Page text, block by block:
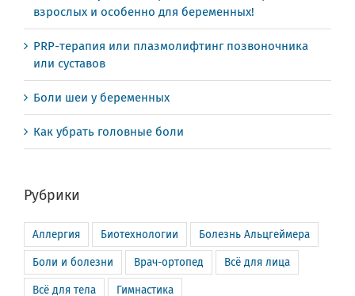
взрослых и особенно для беременных!
PRP-терапия или плазмолифтинг позвоночника
или суставов
Боли шеи у беременных
Как убрать головные боли
Рубрики
Аллергия Биотехнологии Болезнь Альцгеймера
Боли и болезни Врач-ортопед Всё для лица
Всё для тела Гимнастика